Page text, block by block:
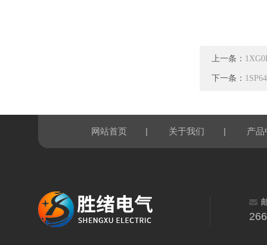
上一条：
下一条：
网站首页 | 关于我们 | 产品